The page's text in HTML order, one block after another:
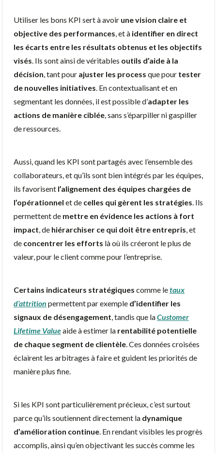
Utiliser les bons KPI sert à avoir une vision claire et
objective des performances , et à identifier en direct
les écarts entre les résultats obtenus et les objectifs
visés . Ils sont ainsi de véritables outils d’aide à la
décision , tant pour ajuster les process que pour tester
de nouvelles initiatives . En contextualisant et en
segmentant les données, il est possible d’adapter les
actions de manière ciblée , sans s’éparpiller ni gaspiller
de ressources.
Aussi, quand les KPI sont partagés avec l’ensemble des
collaborateurs, et qu’ils sont bien intégrés par les équipes,
ils favorisent l’alignement des équipes chargées de
l’opérationnel et de celles qui gèrent les stratégies . Ils
permettent de mettre en évidence les actions à fort
impact , de hiérarchiser ce qui doit être entrepris , et
de concentrer les efforts là où ils créeront le plus de
valeur, pour le client comme pour l’entreprise.
Certains indicateurs stratégiques comme letaux
d’attrition permettent par exemple d’identifier les
signaux de désengagement , tandis que laCustomer
Lifetime Valueaide à estimer la rentabilité potentielle
de chaque segment de clientèle . Ces données croisées
éclairent les arbitrages à faire et guident les priorités de
manière plus fine.
Si les KPI sont particulièrement précieux, c’est surtout
parce qu’ils soutiennent directement la dynamique
d’amélioration continue . En rendant visibles les progrès
accomplis, ainsi qu’en objectivant les succès comme les